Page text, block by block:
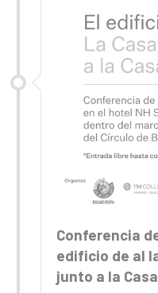
Conferencia
edificio de al
junto a la